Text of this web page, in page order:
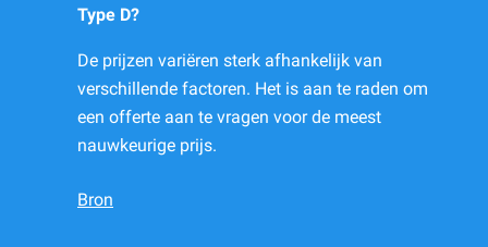
Type D?
De prijzen variëren sterk afhankelijk van
verschillende factoren. Het is aan te raden om
een offerte aan te vragen voor de meest
nauwkeurige prijs.
Bron